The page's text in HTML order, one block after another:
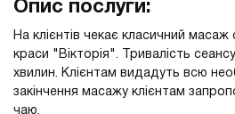
Опис послуги:
На клієнтів чекає класичний масаж
краси "Вікторія". Тривалість
хвилин. Клієнтам видадуть всю
закінчення масажу клієнтам
чаю.